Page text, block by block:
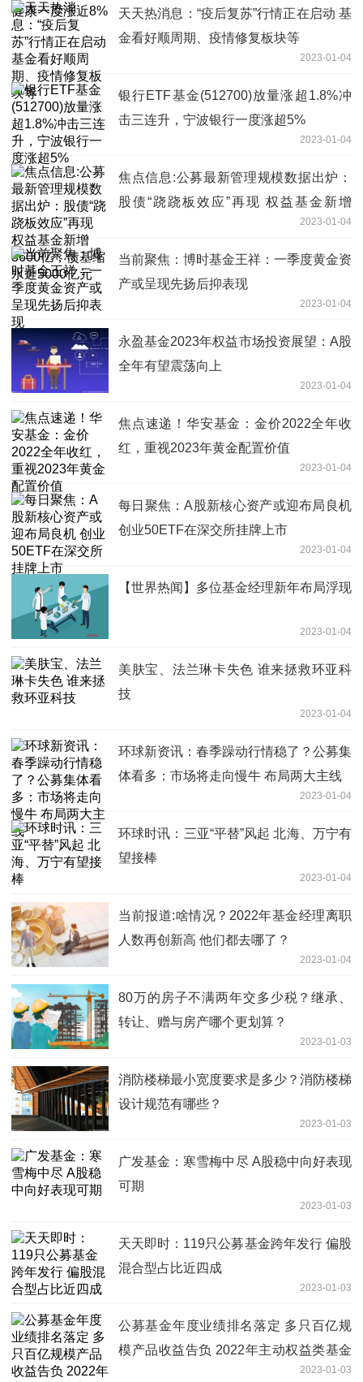
天天热消息：“疫后复苏”行情正在启动 基
金看好顺周期、疫情修复板块等
2023-01-04
银行ETF基金(512700)放量涨超1.8%冲
击三连升，宁波银行一度涨超5%
2023-01-04
焦点信息:公募最新管理规模数据出炉：
股债“跷跷板效应”再现 权益基金新增
2023-01-04
当前聚焦：博时基金王祥：一季度黄金资
产或呈现先扬后抑表现
2023-01-04
永盈基金2023年权益市场投资展望：A股
全年有望震荡向上
2023-01-04
焦点速递！华安基金：金价2022全年收
红，重视2023年黄金配置价值
2023-01-04
每日聚焦：A股新核心资产或迎布局良机
创业50ETF在深交所挂牌上市
2023-01-04
【世界热闻】多位基金经理新年布局浮现
2023-01-04
美肤宝、法兰琳卡失色 谁来拯救环亚科
技
2023-01-04
环球新资讯：春季躁动行情稳了？公募集
体看多：市场将走向慢牛 布局两大主线
2023-01-04
环球时讯：三亚“平替”风起 北海、万宁有
望接棒
2023-01-04
当前报道:啥情况？2022年基金经理离职
人数再创新高 他们都去哪了？
2023-01-04
80万的房子不满两年交多少税？继承、
转让、赠与房产哪个更划算？
2023-01-03
消防楼梯最小宽度要求是多少？消防楼梯
设计规范有哪些？
2023-01-03
广发基金：寒雪梅中尽 A股稳中向好表现
可期
2023-01-03
天天即时：119只公募基金跨年发行 偏股
混合型占比近四成
2023-01-03
公募基金年度业绩排名落定 多只百亿规
模产品收益告负 2022年主动权益类基金
2023-01-03